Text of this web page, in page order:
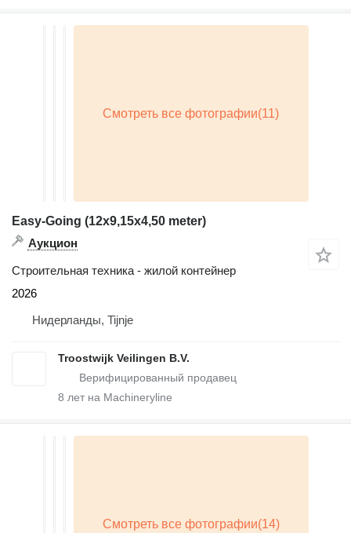
Easy-Going (12x9,15x4,50 meter)
Аукцион
Строительная техника - жилой контейнер
2026
Нидерланды, Tijnje
Troostwijk Veilingen B.V.
8 лет на Machineryline